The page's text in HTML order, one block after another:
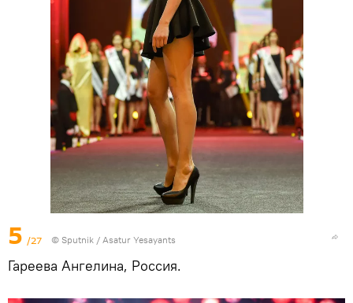
5 /27 © Sputnik / Asatur Yesayants
Гареева Ангелина, Россия.